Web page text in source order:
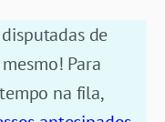
de
Para
na fila,